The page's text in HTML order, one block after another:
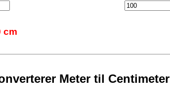
cm
Meter til Centimeter